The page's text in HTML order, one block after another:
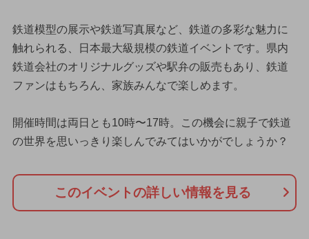
鉄道模型の展示や鉄道写真展など、鉄道の多彩な魅力に
触れられる、日本最大級規模の鉄道イベントです。県内
鉄道会社のオリジナルグッズや駅弁の販売もあり、鉄道
ファンはもちろん、家族みんなで楽しめます。
開催時間は両日とも10時〜17時。この機会に親子で鉄道
の世界を思いっきり楽しんでみてはいかがでしょうか？
このイベントの詳しい情報を見る